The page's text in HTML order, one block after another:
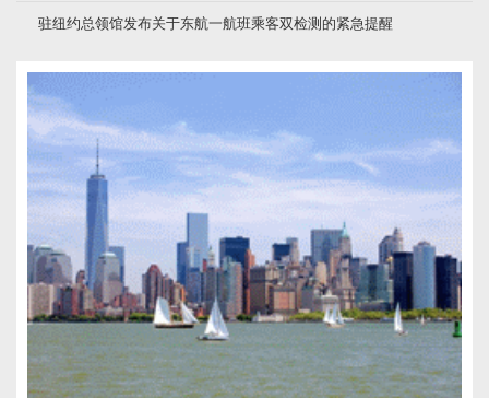
驻纽约总领馆发布关于东航一航班乘客双检测的紧急提醒